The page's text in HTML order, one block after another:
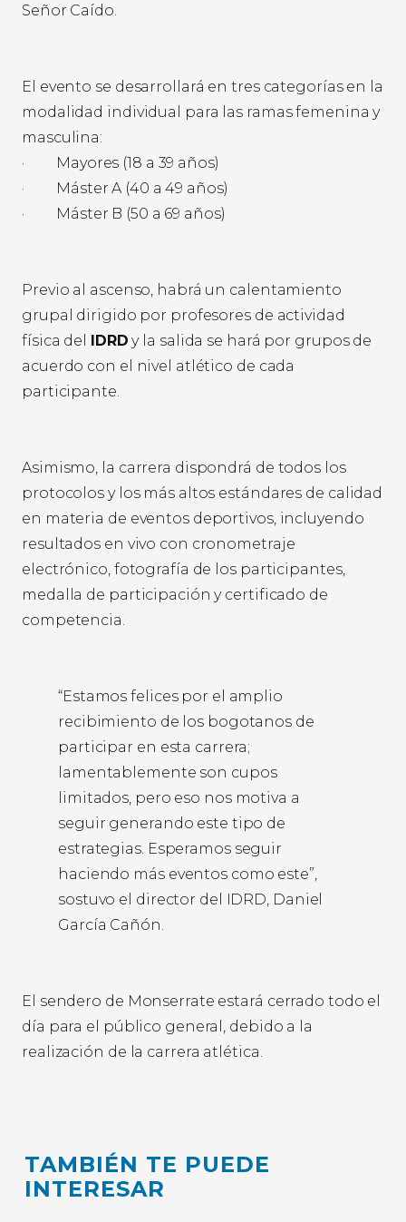
Señor Caído.
El evento se desarrollará en tres categorías en la
modalidad individual para las ramas femenina y
masculina:
· Mayores (18 a 39 años)
· Máster A (40 a 49 años)
· Máster B (50 a 69 años)
Previo al ascenso, habrá un calentamiento
grupal dirigido por profesores de actividad
física del IDRD y la salida se hará por grupos de
acuerdo con el nivel atlético de cada
participante.
Asimismo, la carrera dispondrá de todos los
protocolos y los más altos estándares de calidad
en materia de eventos deportivos, incluyendo
resultados en vivo con cronometraje
electrónico, fotografía de los participantes,
medalla de participación y certificado de
competencia.
“Estamos felices por el amplio
recibimiento de los bogotanos de
participar en esta carrera;
lamentablemente son cupos
limitados, pero eso nos motiva a
seguir generando este tipo de
estrategias. Esperamos seguir
haciendo más eventos como este”,
sostuvo el director del IDRD, Daniel
García Cañón.
El sendero de Monserrate estará cerrado todo el
día para el público general, debido a la
realización de la carrera atlética.
TAMBIÉN TE PUEDE
INTERESAR